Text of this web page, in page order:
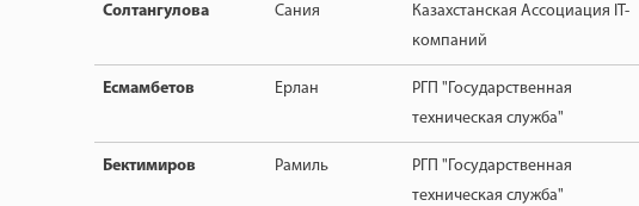
Солтангулова Сания
Казахстанская Ассоциация IT-
компаний
Есмамбетов Ерлан
РГП "Государственная
техническая служба"
Бектимиров Рамиль
РГП "Государственная
техническая служба"